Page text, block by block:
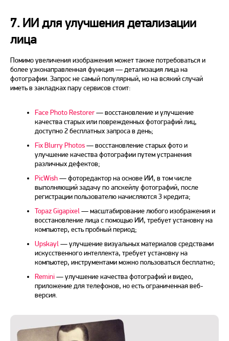
7. ИИ для улучшения детализации
лица
Помимо увеличения изображения может также потребоваться и
более узконаправленная функция — детализация лица на
фотографии. Запрос не самый популярный, но на всякий случай
иметь в закладках пару сервисов стоит:
Face Photo Restorer— восстановление и улучшение
качества старых или поврежденных фотографий лиц,
доступно 2 бесплатных запроса в день;
Fix Blurry Photos— восстановление старых фото и
улучшение качества фотографии путем устранения
различных дефектов;
PicWish— фоторедактор на основе ИИ, в том числе
выполняющий задачу по апскейлу фотографий, после
регистрации пользователю начисляются 3 кредита;
Topaz Gigapixel— масштабирование любого изображения и
восстановление лица с помощью ИИ, требует установку на
компьютер, есть пробный период;
Upskayl— улучшение визуальных материалов средствами
искусственного интеллекта, требует установку на
компьютер, инструментами можно пользоваться бесплатно;
Remini— улучшение качества фотографий и видео,
приложение для телефонов, но есть ограниченная веб-
версия.